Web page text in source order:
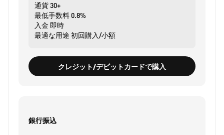
通貨30+
最低手数料0.8%
入金 即時
最適な用途 初回購入/小額
クレジット/デビットカードで購入
銀行振込